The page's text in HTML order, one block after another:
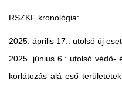
RSZKF kronológia:
2025. április 17.: utolsó új
2025. június 6.: utolsó védő-
korlátozás alá eső
Georgia